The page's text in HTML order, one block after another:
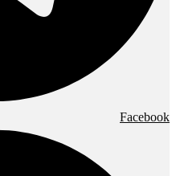
Facebook